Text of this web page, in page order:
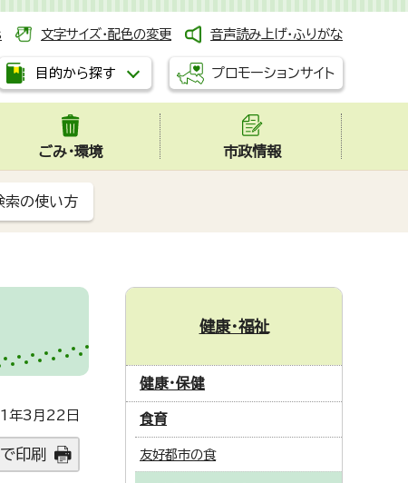
文字サイズ・配色の変更 音声読み上げ・ふりがな
目的から探す プロモーションサイト
ごみ・環境 市政情報
索の使い方
3月22日
印刷
健康・福祉
健康・保健
食育
友好都市の食